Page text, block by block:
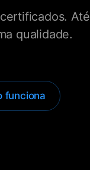
Até
qualidade.
funciona